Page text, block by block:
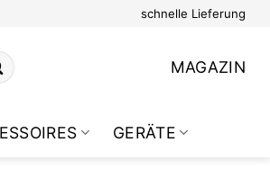
schnelle Lieferung
MAGAZIN
GERÄTE